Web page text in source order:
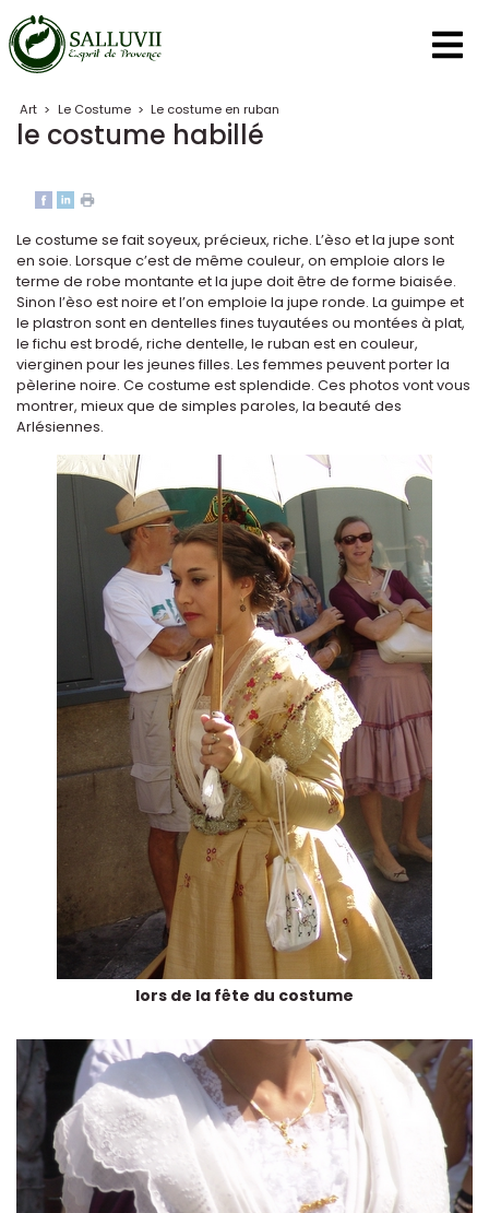
Panneau de gestion des cookies
Art > Le Costume > Le costume en ruban
le costume habillé
Le costume se fait soyeux, précieux, riche. L’èso et la jupe sont
en soie. Lorsque c’est de même couleur, on emploie alors le
terme de robe montante et la jupe doit être de forme biaisée.
Sinon l’èso est noire et l’on emploie la jupe ronde. La guimpe et
le plastron sont en dentelles fines tuyautées ou montées à plat,
le fichu est brodé, riche dentelle, le ruban est en couleur,
vierginen pour les jeunes filles. Les femmes peuvent porter la
pèlerine noire. Ce costume est splendide. Ces photos vont vous
montrer, mieux que de simples paroles, la beauté des
Arlésiennes.
lors de la fête du costume